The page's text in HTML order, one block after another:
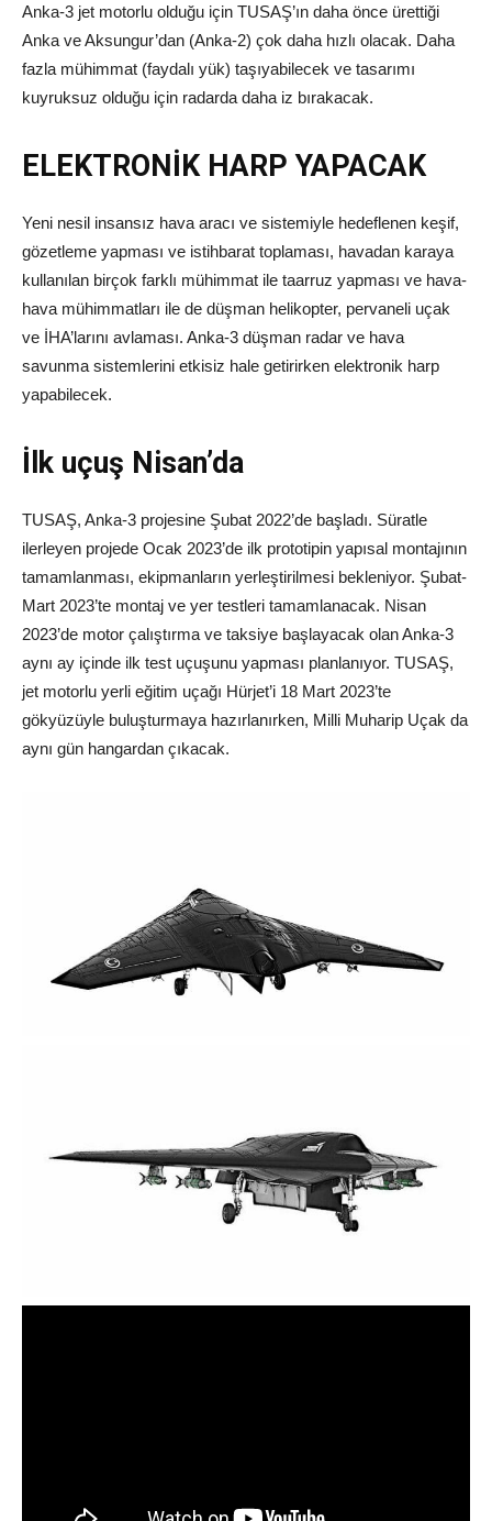
Anka-3 jet motorlu olduğu için TUSAŞ’ın daha önce ürettiği
Anka ve Aksungur’dan (Anka-2) çok daha hızlı olacak. Daha
fazla mühimmat (faydalı yük) taşıyabilecek ve tasarımı
kuyruksuz olduğu için radarda daha iz bırakacak.
ELEKTRONİK HARP YAPACAK
Yeni nesil insansız hava aracı ve sistemiyle hedeflenen keşif,
gözetleme yapması ve istihbarat toplaması, havadan karaya
kullanılan birçok farklı mühimmat ile taarruz yapması ve hava-
hava mühimmatları ile de düşman helikopter, pervaneli uçak
ve İHA’larını avlaması. Anka-3 düşman radar ve hava
savunma sistemlerini etkisiz hale getirirken elektronik harp
yapabilecek.
İlk uçuş Nisan’da
TUSAŞ, Anka-3 projesine Şubat 2022’de başladı. Süratle
ilerleyen projede Ocak 2023’de ilk prototipin yapısal montajının
tamamlanması, ekipmanların yerleştirilmesi bekleniyor. Şubat-
Mart 2023’te montaj ve yer testleri tamamlanacak. Nisan
2023’de motor çalıştırma ve taksiye başlayacak olan Anka-3
aynı ay içinde ilk test uçuşunu yapması planlanıyor. TUSAŞ,
jet motorlu yerli eğitim uçağı Hürjet’i 18 Mart 2023’te
gökyüzüyle buluşturmaya hazırlanırken, Milli Muharip Uçak da
aynı gün hangardan çıkacak.